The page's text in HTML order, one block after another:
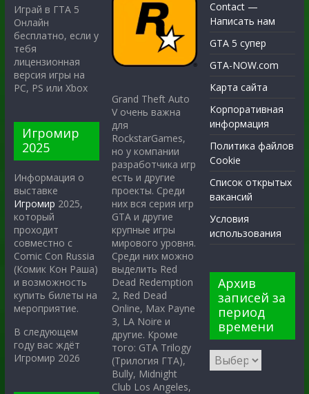
Играй в ГТА 5
Онлайн
бесплатно, если у
тебя
лицензионная
версия игры на
PC, PS или Xbox
Игромир
2025
Информация о
выставке
Игромир 2025,
который
проходит
совместно с
Comic Con Russia
(Комик Кон Раша)
и возможность
купить билеты на
мероприятие.
В следующем
году вас ждёт
Игромир 2026
Grand Theft Auto
V очень важна
для
RockstarGames,
но у компании
разработчика игр
есть и другие
проекты. Среди
них вся серия игр
GTA и другие
крупные игры
мирового уровня.
Среди них можно
выделить Red
Dead Redemption
2, Red Dead
Online, Max Payne
3, LA Noire и
другие. Кроме
того: GTA Trilogy
(Трилогия ГТА),
Bully, Midnight
Club Los Angeles,
Contact —
Написать нам
GTA 5 супер
GTA-NOW.com
Карта сайта
Корпоративная
информация
Политика файлов
Cookie
Список открытых
вакансий
Условия
использования
Архив
записей за
период
времени